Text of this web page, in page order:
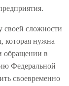
своей сложности
которая нужна
обращении в
Федеральной
своевременно